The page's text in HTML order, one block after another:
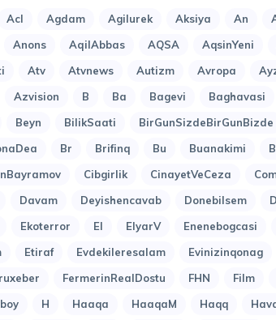
Acl Agdam Agilurek Aksiya An
Anons AqilAbbas AQSA AqsinYeni
Atv Atvnews Autizm Avropa
Azvision B Ba Bagevi Baghavasi
Beyn BilikSaati BirGunSizdeBirGunBizde
Br Brifinq Bu Buanakimi
Cibgirlik CinayetVeCeza
Davam Deyishencavab Donebilsem
Ekoterror El ElyarV Enenebogcasi
Etiraf Evdekileresalam Evinizinqonag
FermerinRealDostu FHN Film
H Haaqa HaaqaM Haqq